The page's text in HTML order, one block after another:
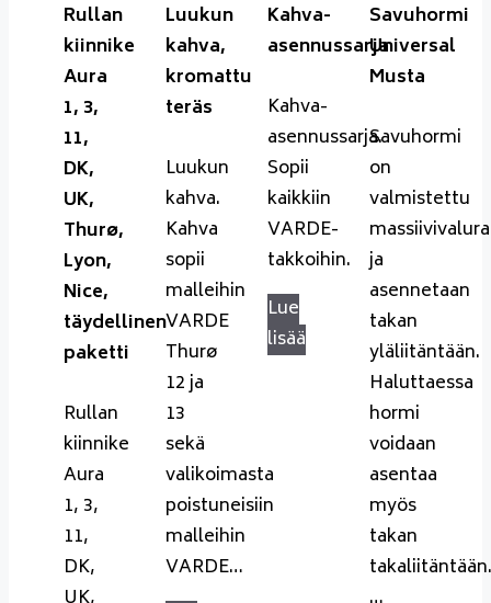
Rullan
kiinnike
Aura
1, 3,
11,
DK,
UK,
Thurø,
Lyon,
Nice,
täydellinen
paketti
Rullan
kiinnike
Aura
1, 3,
11,
DK,
Luukun
kahva,
kromattu
teräs
Luukun
kahva.
Kahva
sopii
malleihin
VARDE
Thurø
12 ja
13
sekä
valikoimasta
poistuneisiin
malleihin
VARDE…
Kahva-
asennussarja
Kahva-
asennussarja.
Sopii
kaikkiin
VARDE-
takkoihin.
Lue
lisää
Savuhormi
Universal
Musta
Savuhormi
on
valmistettu
ja
asennetaan
takan
yläliitäntään.
Haluttaessa
hormi
voidaan
asentaa
myös
takan
takaliitäntään.